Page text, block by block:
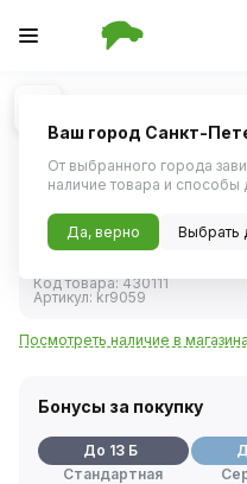
1/1
Полироль-
"Вишня"
Код товара:430111
Артикул: kr9059
Посмотреть наличие в
Бонусы за покупку
До 13 Б
Стандартная
Ваш город Санкт-
От выбранного города
наличие товара и способы
Да, верно Выбрать